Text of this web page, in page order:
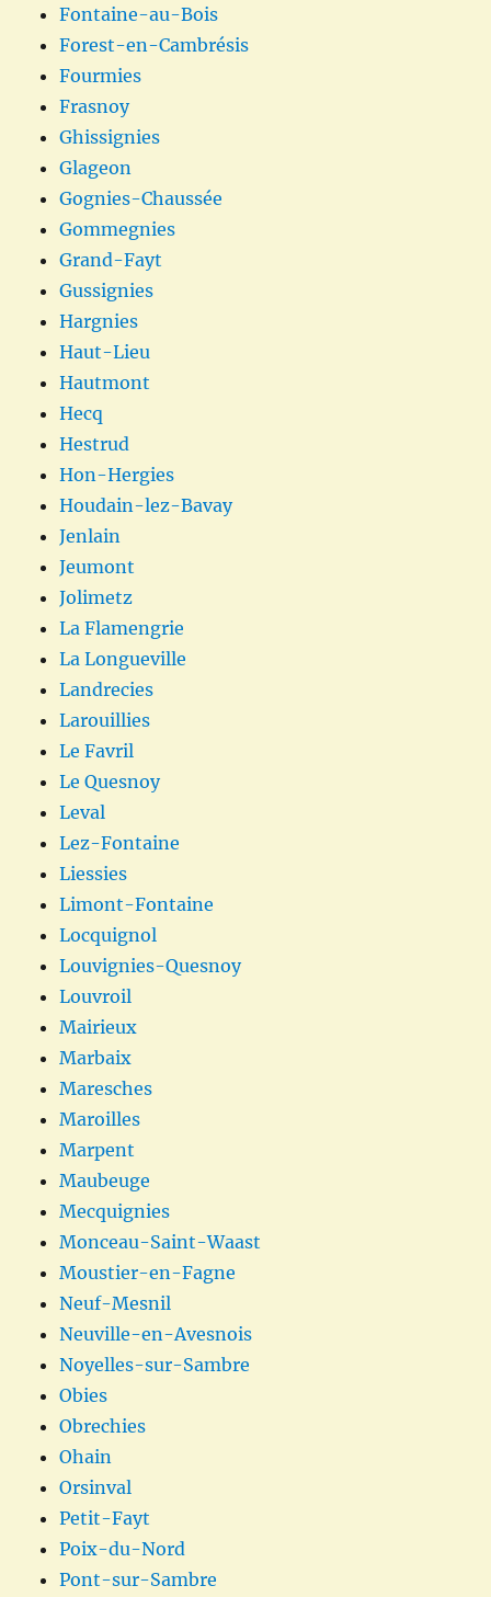
Fontaine-au-Bois
Forest-en-Cambrésis
Fourmies
Frasnoy
Ghissignies
Glageon
Gognies-Chaussée
Gommegnies
Grand-Fayt
Gussignies
Hargnies
Haut-Lieu
Hautmont
Hecq
Hestrud
Hon-Hergies
Houdain-lez-Bavay
Jenlain
Jeumont
Jolimetz
La Flamengrie
La Longueville
Landrecies
Larouillies
Le Favril
Le Quesnoy
Leval
Lez-Fontaine
Liessies
Limont-Fontaine
Locquignol
Louvignies-Quesnoy
Louvroil
Mairieux
Marbaix
Maresches
Maroilles
Marpent
Maubeuge
Mecquignies
Monceau-Saint-Waast
Moustier-en-Fagne
Neuf-Mesnil
Neuville-en-Avesnois
Noyelles-sur-Sambre
Obies
Obrechies
Ohain
Orsinval
Petit-Fayt
Poix-du-Nord
Pont-sur-Sambre